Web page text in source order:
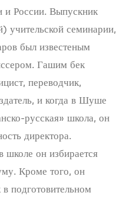
и России. Выпускник
учительской семинарии,
был известеным
Гашим бек
переводчик,
и когда в Шуше
русская» школа, он
директора.
школе он избирается
Кроме того, он
подготовительном